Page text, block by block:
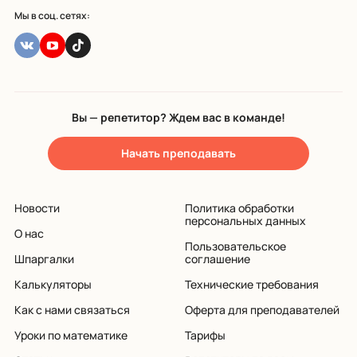
Мы в соц. сетях:
Вы — репетитор? Ждем вас в команде!
Начать преподавать
Новости
О нас
Шпаргалки
Калькуляторы
Как с нами связаться
Уроки по математике
Политика обработки
персональных данных
Пользовательское
соглашение
Технические требования
Оферта для преподавателей
Тарифы